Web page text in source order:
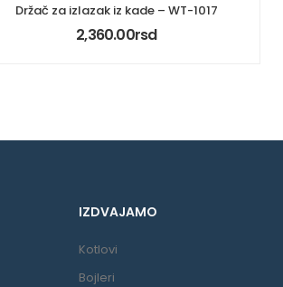
Držač za izlazak iz kade – WT-1017
2,360.00rsd
IZDVAJAMO
Kotlovi
Bojleri